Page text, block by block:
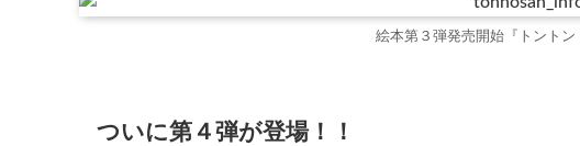
絵本第３弾発売開始『トントン
ついに第４弾が登場！！